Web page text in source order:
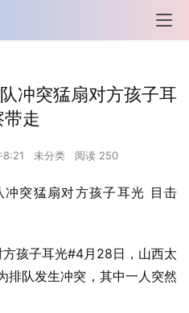
冲突猛扇对方孩子耳
走
8:21 未分类 阅读 250
冲突猛扇对方孩子耳光 目击
孩子耳光#4月28日，山西太
排队发生冲突，其中一人突然